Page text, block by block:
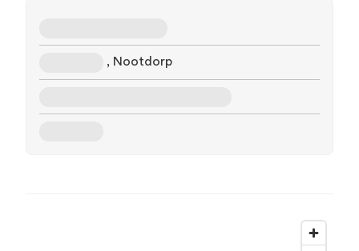
, Nootdorp